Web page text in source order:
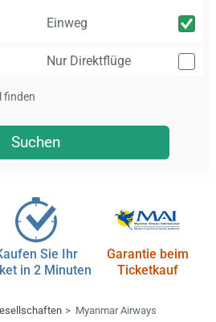
Einweg
Nur Direktflüge
finden
Suchen
Sie Ihr
in 2 Minuten
Garantie beim
Ticketkauf
Myanmar Airways